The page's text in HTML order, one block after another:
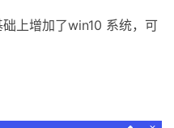
上增加了win10 系统，可